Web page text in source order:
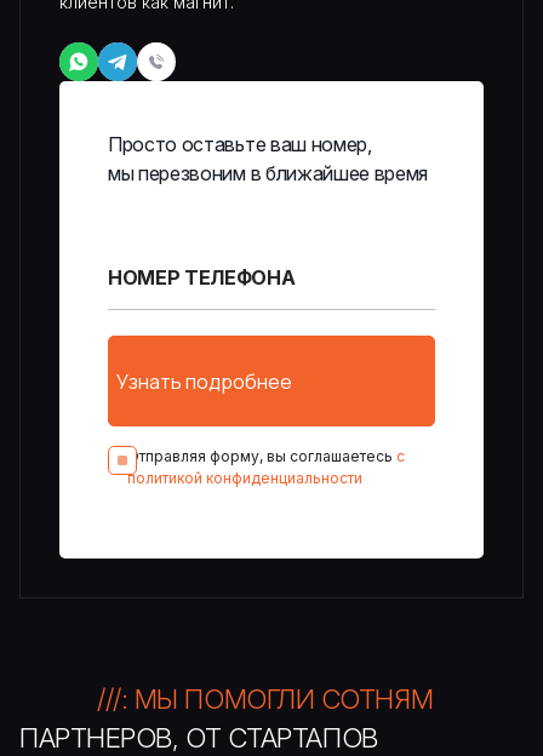
Просто оставьте ваш номер,
мы перезвоним в ближайшее время
Отправляя форму, вы соглашаетесь с
политикой конфиденциальности
///: МЫ ПОМОГЛИ СОТНЯМ
ПАРТНЕРОВ, ОТ СТАРТАПОВ